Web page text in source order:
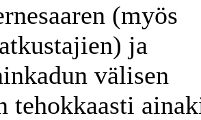
(myös
ja
välisen
tehokkaasti